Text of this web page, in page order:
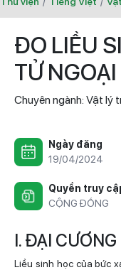
ĐO LIỀU
TỬ NGOẠI
Chuyên ngành: Vật lý
Ngày đăng
19/04/2024
Quyền truy
CỘNG ĐỒNG
I. ĐẠI CƯƠNG
Liều sinh học của bức